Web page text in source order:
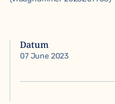
Datum
07 June 2023